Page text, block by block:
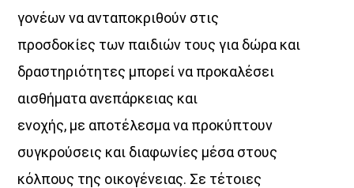
γονέων να ανταποκριθούν στις
προσδοκίες των παιδιών τους για δώρα και
δραστηριότητες μπορεί να προκαλέσει
αισθήματα ανεπάρκειας και
ενοχής, με αποτέλεσμα να προκύπτουν
συγκρούσεις και διαφωνίες μέσα στους
κόλπους της οικογένειας. Σε τέτοιες